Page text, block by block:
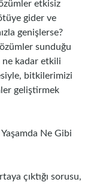
etkisiz
gider ve
genişlerse?
sunduğu
ne kadar etkili
bitkilerimizi
geliştirmek
Ne Gibi
çıktığı sorusu,